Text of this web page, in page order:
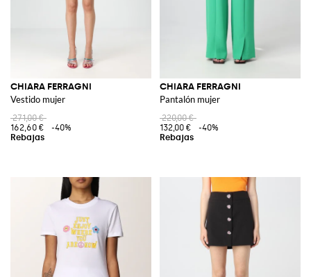
CHIARA FERRAGNI
Vestido mujer
271,00 €
162,60 €
-40%
CHIARA FERRAGNI
Pantalón mujer
220,00 €
132,00 €
-40%